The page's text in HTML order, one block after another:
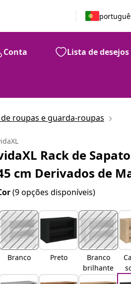
Conta Lista de desejos
roupas e guarda-roupas
Rack de
cm Derivados de
(9 opções disponíveis)
Branco Preto
Branco
brilhante